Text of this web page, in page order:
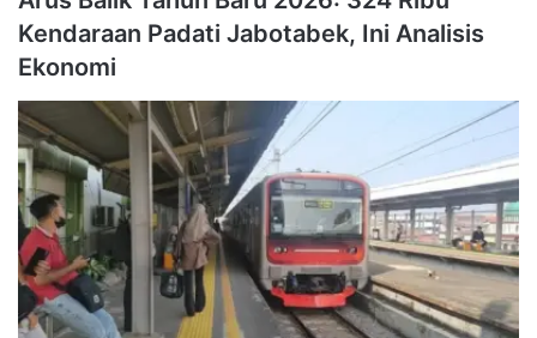
Kendaraan Padati Jabotabek, Ini Analisis
Ekonomi